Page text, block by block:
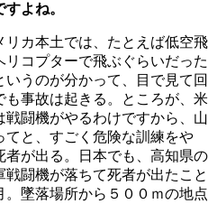
よね。
カ本土では、たとえば低空飛
コプターで飛ぶぐらいだった
うのが分かって、目で見て回
事故は起きる。ところが、米
闘機がやるわけですから、山
と、すごく危険な訓練をや
者が出る。日本でも、高知県の
闘機が落ちて死者が出たこと
。墜落場所から５００ｍの地点